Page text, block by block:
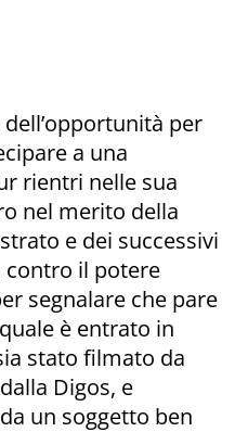
per
a una
rientri nelle sua
nel merito della
e dei successivi
contro il potere
segnalare che pare
è entrato in
stato filmato da
Digos, e
un soggetto ben